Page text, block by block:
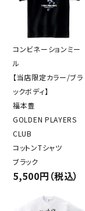
コンビネーションミー
ル
【当店限定カラー/ブラ
ックボディ】
福本豊
GOLDEN PLAYERS
CLUB
コットンTシャツ
ブラック
5,500円（税込）